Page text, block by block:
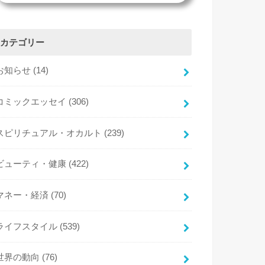
カテゴリー
知らせ (14)
ミックエッセイ (306)
ピリチュアル・オカルト (239)
ューティ・健康 (422)
ネー・経済 (70)
イフスタイル (539)
界の動向 (76)